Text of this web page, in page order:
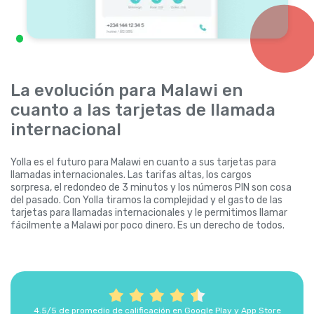
La evolución para Malawi en
cuanto a las tarjetas de llamada
internacional
Yolla es el futuro para Malawi en cuanto a sus tarjetas para
llamadas internacionales. Las tarifas altas, los cargos
sorpresa, el redondeo de 3 minutos y los números PIN son cosa
del pasado. Con Yolla tiramos la complejidad y el gasto de las
tarjetas para llamadas internacionales y le permitimos llamar
fácilmente a Malawi por poco dinero. Es un derecho de todos.
4.5/5 de promedio de calificación en Google Play y App Store